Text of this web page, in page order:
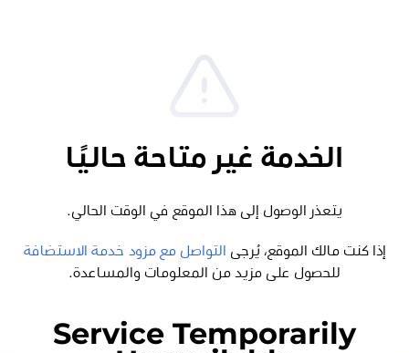
الخدمة غير متاحة حاليًا
يتعذر الوصول إلى هذا الموقع في الوقت الحالي.
إذا كنت مالك الموقع، يُرجى
التواصل مع مزود خدمة الاستضافة
للحصول على مزيد من المعلومات والمساعدة.
Service Temporarily